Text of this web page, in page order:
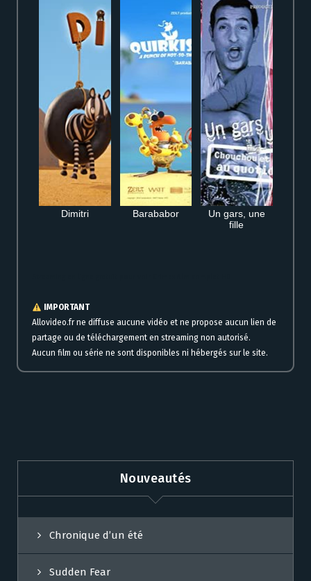
Dimitri Barababor
Un gars, une
fille
IMPORTANT
Allovideo.fr ne diffuse aucune vidéo et ne propose aucun lien de
partage ou de téléchargement en streaming non autorisé.
Aucun film ou série ne sont disponibles ni hébergés sur le site.
Nouveautés
Chronique d’un été
Sudden Fear